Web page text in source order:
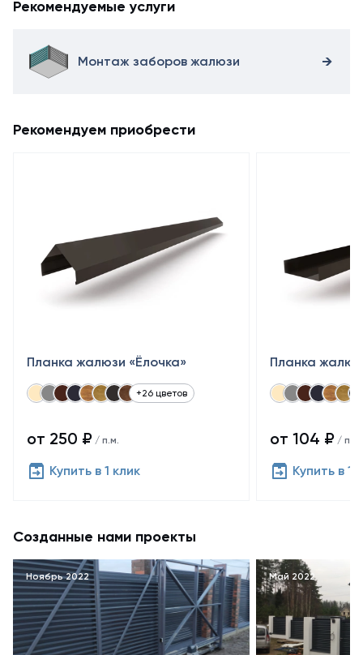
Рекомендуемые услуги
Монтаж заборов жалюзи
Рекомендуем приобрести
Планка жалюзи «Ёлочка»
+26 цветов
от 250 ₽ / п.м.
Купить в 1 клик
Планка
от 104 ₽ / п.м.
Купить в 1
Созданные нами проекты
Ноябрь 2022 Май 2022